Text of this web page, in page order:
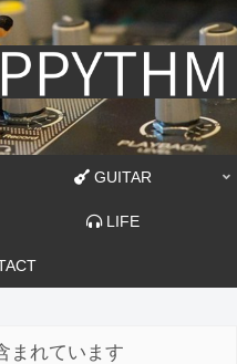
GUITAR
LIFE
まれています